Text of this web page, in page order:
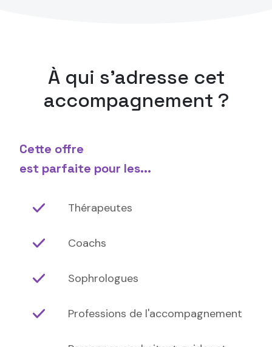
À qui s'adresse cet
accompagnement ?
Cette offre
est parfaite pour les...
Thérapeutes
Coachs
Sophrologues
Professions de l'accompagnement